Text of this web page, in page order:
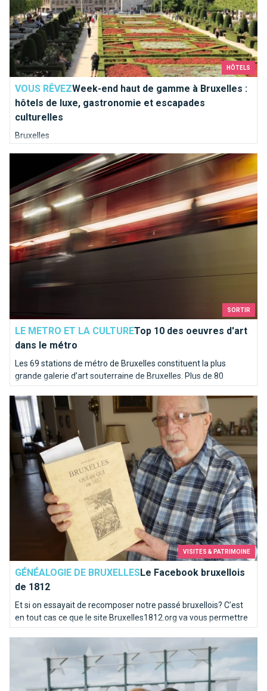
HÔTELS
VOUS RÊVEZWeek-end haut de gamme à Bruxelles :
hôtels de luxe, gastronomie et escapades
culturelles
Bruxelles
SORTIR
LE METRO ET LA CULTURETop 10 des oeuvres d'art
dans le métro
Les 69 stations de métro de Bruxelles constituent la plus
grande galerie d’art souterraine de Bruxelles. Plus de 80
œuvres d’art garnissent les stations, quais et couloirs.
Top 10 des oeuvres d'art dans le métro
VISITES & PATRIMOINE
GÉNÉALOGIE DE BRUXELLESLe Facebook bruxellois
de 1812
Et si on essayait de recomposer notre passé bruxellois? C’est
en tout cas ce que le site Bruxelles1812.org va vous permettre
de vérifier. C’est un peu un Facebook du début du 19ème siècle
Le Facebook bruxellois de 1812